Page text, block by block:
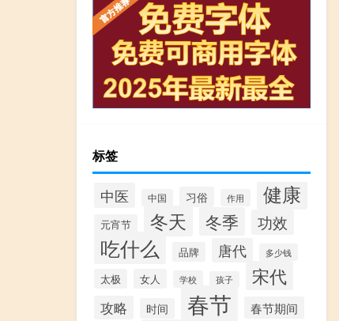
标签
中医 中国 习俗 作用 健康
元宵节 冬天 冬季 功效
吃什么 品牌 唐代 多少钱
太极 女人 学校 孩子 宋代
攻略 时间 春节 春节期间